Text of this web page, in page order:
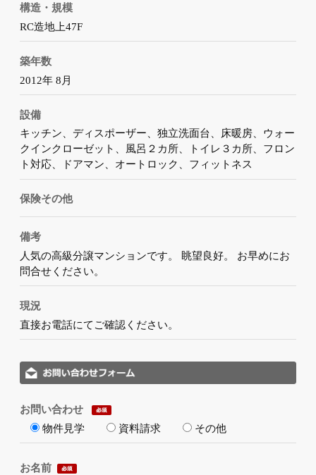
構造・規模
RC造地上47F
築年数
2012年 8月
設備
キッチン、ディスポーザー、独立洗面台、床暖房、ウォー
クインクローゼット、風呂２カ所、トイレ３カ所、フロン
ト対応、ドアマン、オートロック、フィットネス
保険その他
備考
人気の高級分譲マンションです。 眺望良好。 お早めにお
問合せください。
現況
直接お電話にてご確認ください。
お問い合わせ
物件見学
資料請求 その他
お名前